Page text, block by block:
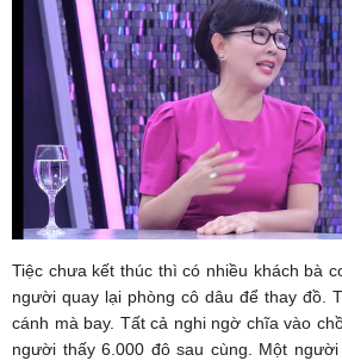
Tiệc chưa kết thúc thì có nhiều khách bà
người quay lại phòng cô dâu để thay đồ.
cánh mà bay. Tất cả nghi ngờ chĩa vào
người thấy 6.000 đô sau cùng. Một